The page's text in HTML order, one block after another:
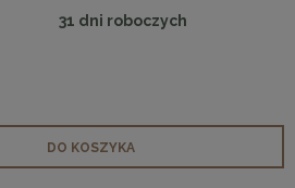
31 dni roboczych
DO KOSZYKA